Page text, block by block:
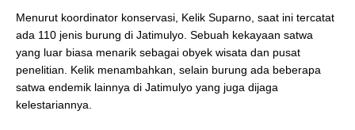
Menurut koordinator konservasi, Kelik Suparno, saat ini tercatat
ada 110 jenis burung di Jatimulyo. Sebuah kekayaan satwa
yang luar biasa menarik sebagai obyek wisata dan pusat
penelitian. Kelik menambahkan, selain burung ada beberapa
satwa endemik lainnya di Jatimulyo yang juga dijaga
kelestariannya.